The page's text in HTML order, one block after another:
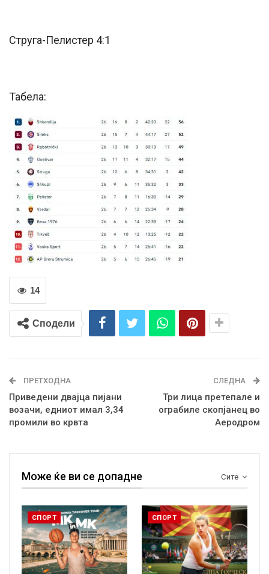
Струга-Пелистер 4:1
Табела:
14
Сподели
ПРЕТХОДНА
Приведени двајца пијани
возачи, едниот имал 3,34
промили во крвта
СЛЕДНА
Три лица претепале и
ограбиле скопјанец во
Аеродром
Сите
Може ќе ви се допадне
СПОРТ СПОРТ